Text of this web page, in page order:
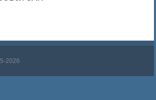
2026